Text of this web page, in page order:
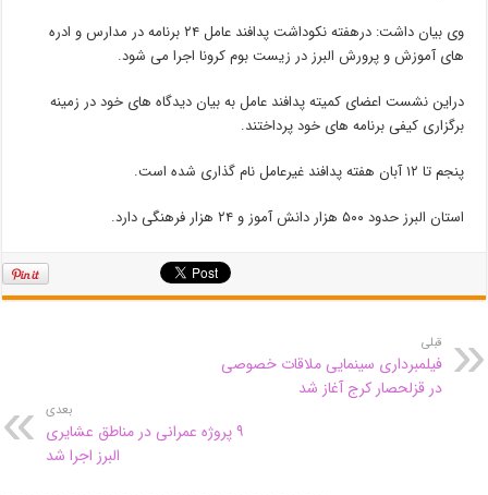
وی بیان داشت: درهفته نکوداشت پدافند عامل ۲۴ برنامه در مدارس و ادره
های آموزش و پرورش البرز در زیست بوم کرونا اجرا می شود.
دراین نشست اعضای کمیته پدافند عامل به بیان دیدگاه های خود در زمینه
برگزاری کیفی برنامه های خود پرداختند.
پنجم تا ۱۲ آبان هفته پدافند غیرعامل نام گذاری شده است.
استان البرز حدود ۵۰۰ هزار دانش آموز و ۲۴ هزار فرهنگی دارد.
قبلی
فیلمبرداری سینمایی ملاقات خصوصی
در قزلحصار کرج آغاز شد
بعدی
۹ پروژه عمرانی در مناطق عشایری
البرز اجرا شد